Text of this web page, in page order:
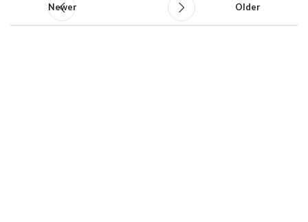
Newer Older